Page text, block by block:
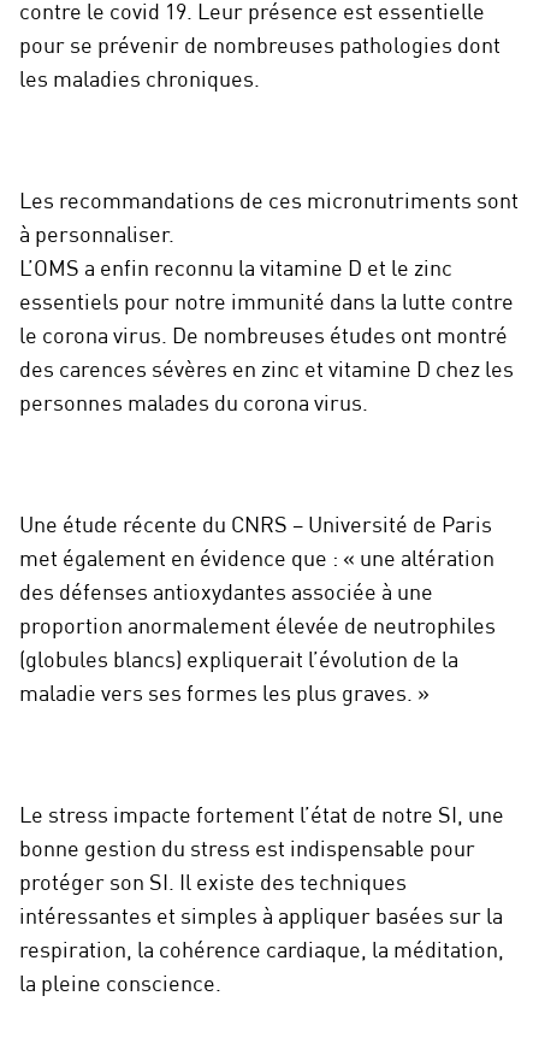
contre le covid 19. Leur présence est essentielle
pour se prévenir de nombreuses pathologies dont
les maladies chroniques.
Les recommandations de ces micronutriments sont
à personnaliser.
L’OMS a enfin reconnu la vitamine D et le zinc
essentiels pour notre immunité dans la lutte contre
le corona virus. De nombreuses études ont montré
des carences sévères en zinc et vitamine D chez les
personnes malades du corona virus.
Une étude récente du CNRS – Université de Paris
met également en évidence que : « une altération
des défenses antioxydantes associée à une
proportion anormalement élevée de neutrophiles
(globules blancs) expliquerait l’évolution de la
maladie vers ses formes les plus graves. »
Le stress impacte fortement l’état de notre SI, une
bonne gestion du stress est indispensable pour
protéger son SI. Il existe des techniques
intéressantes et simples à appliquer basées sur la
respiration, la cohérence cardiaque, la méditation,
la pleine conscience.